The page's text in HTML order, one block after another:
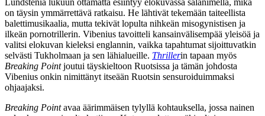
on täysin ymmärrettävä ratkaisu. He lähtivät tekemään taiteellista
balettimusikaalia, mutta tekivät lopulta nihkeän misogynistisen ja
ilkeän pornotrillerin. Vibenius tavoitteli kansainvälisempää yleisöä ja
valitsi elokuvan kieleksi englannin, vaikka tapahtumat sijoittuvatkin
selvästi Tukholmaan ja sen lähialueille. Thrillerin tapaan myös
Breaking Pointjoutui täyskieltoon Ruotsissa ja tämän johdosta
Vibenius onkin nimittänyt itseään Ruotsin sensuroiduimmaksi
ohjaajaksi.
Breaking Pointavaa äärimmäisen tylyllä kohtauksella, jossa nainen